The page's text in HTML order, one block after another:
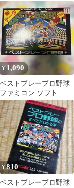
¥1,090
ベストプレープロ野球
ファミコン ソフト
¥810
ベストプレープロ野球